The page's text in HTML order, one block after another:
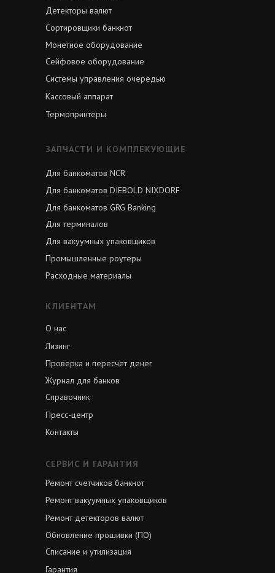
КЛИЕНТАМ
О нас
СЕРВИС И ГАРАНТИЯ
ЗАПЧАСТИ И КОМПЛЕКУЮЩИЕ
Для банкоматов NCR
Детекторы валют
Сортировщики банкнот
Монетное оборудование
Сейфовое оборудование
Лизинг
Ремонт счетчиков банкнот
Журнал для банков
Справочник
Пресс-центр
Для терминалов
Для банкоматов DIEBOLD NIXDORF
Для банкоматов GRG Banking
Расходные материалы
Контакты
Ремонт вакуумных упаковщиков
Ремонт детекторов валют
Обновление прошивки (ПО)
Списание и утилизация
Гарантия
Проверка и пересчет денег
Для вакуумных упаковщиков
Промышленные роутеры
Системы управления очередью
Кассовый аппарат
Термопринтеры